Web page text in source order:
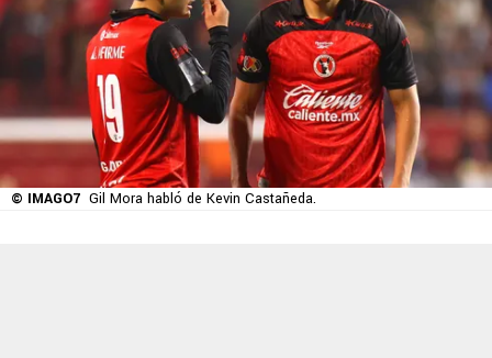
© IMAGO7 Gil Mora habló de Kevin Castañeda.